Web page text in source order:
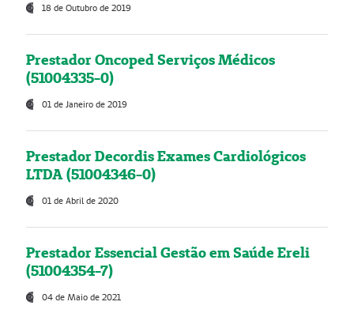
18 de Outubro de 2019
Prestador Oncoped Serviços Médicos
(51004335-0)
01 de Janeiro de 2019
Prestador Decordis Exames Cardiológicos
LTDA (51004346-0)
01 de Abril de 2020
Prestador Essencial Gestão em Saúde Ereli
(51004354-7)
04 de Maio de 2021